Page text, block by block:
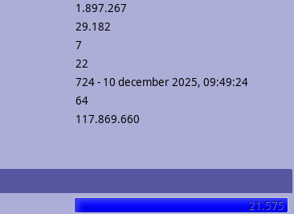
1.897.267
29.182
7
22
724 - 10 december 2025, 09:49:24
64
117.869.660
21.575